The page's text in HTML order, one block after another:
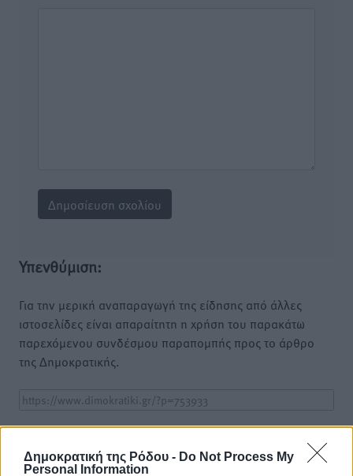
Δημοκρατική της Ρόδου - Do Not Process My
Personal Information
Υπενθύμιση:
Για την μερική αναπαραγωγή της είδησης από άλλες
ιστοσελίδες είναι απαραίτητη η χρήση του παρακάτω
παρεχόμενου συνδέσμου παραπομπής προς το άρθρο
της Δημοκρατικής.
o καιρός τώρα: